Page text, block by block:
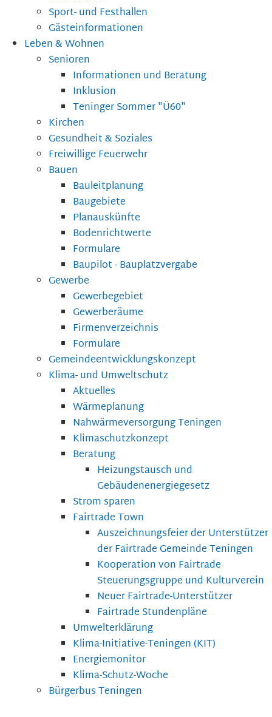
Sport- und Festhallen
Gästeinformationen
Leben & Wohnen
Senioren
Informationen und Beratung
Inklusion
Teninger Sommer "Ü60"
Kirchen
Gesundheit & Soziales
Freiwillige Feuerwehr
Bauen
Bauleitplanung
Baugebiete
Planauskünfte
Bodenrichtwerte
Formulare
Baupilot - Bauplatzvergabe
Gewerbe
Gewerbegebiet
Gewerberäume
Firmenverzeichnis
Formulare
Gemeindeentwicklungskonzept
Klima- und Umweltschutz
Aktuelles
Wärmeplanung
Nahwärmeversorgung Teningen
Klimaschutzkonzept
Beratung
Heizungstausch und
Gebäudenenergiegesetz
Strom sparen
Fairtrade Town
Auszeichnungsfeier der Unterstützer
der Fairtrade Gemeinde Teningen
Kooperation von Fairtrade
Steuerungsgruppe und Kulturverein
Neuer Fairtrade-Unterstützer
Fairtrade Stundenpläne
Umwelterklärung
Klima-Initiative-Teningen (KIT)
Energiemonitor
Klima-Schutz-Woche
Bürgerbus Teningen